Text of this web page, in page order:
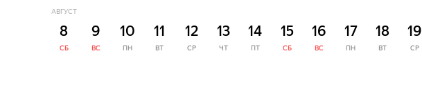
АВГУСТ
8
СБ
9
ВС
10
ПН
11
ВТ
12
СР
13
ЧТ
14
ПТ
15
СБ
16
ВС
17
ПН
18
ВТ
19
СР